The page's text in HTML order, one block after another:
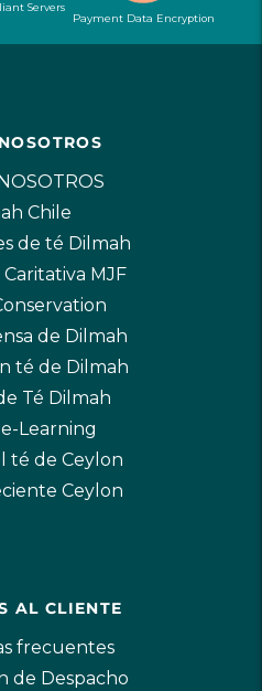
Servers
Payment Data Encryption
Chile
de té Dilmah
MJF
de Dilmah
té de Dilmah
Té Dilmah
Learning
té de Ceylon
Ceylon
AL CLIENTE
frecuentes
de Despacho